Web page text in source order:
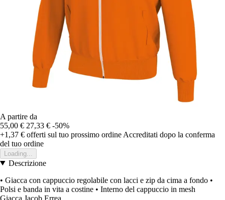
A partire da
55,00 € 27,33 € -50%
+1,37 € offerti sul tuo prossimo ordine Accreditati dopo la conferma
del tuo ordine
Loading...
Descrizione
• Giacca con cappuccio regolabile con lacci e zip da cima a fondo •
Polsi e banda in vita a costine • Interno del cappuccio in mesh
Giacca Jacob Errea